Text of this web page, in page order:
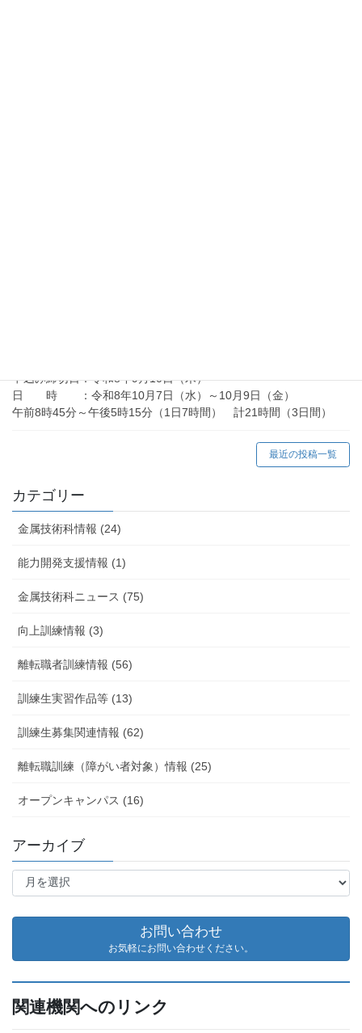
申込み締切日：令和8年9月10日（木）
日 時 ：令和8年10月7日（水）～10月9日（金）
午前8時45分～午後5時15分（1日7時間） 計21時間（3日間）
最近の投稿一覧
カテゴリー
金属技術科情報 (24)
能力開発支援情報 (1)
金属技術科ニュース (75)
向上訓練情報 (3)
離転職者訓練情報 (56)
訓練生実習作品等 (13)
訓練生募集関連情報 (62)
離転職訓練（障がい者対象）情報 (25)
オープンキャンパス (16)
アーカイブ
ア
イ
お問い合わせ
お気軽にお問い合わせください。
関連機関へのリンク